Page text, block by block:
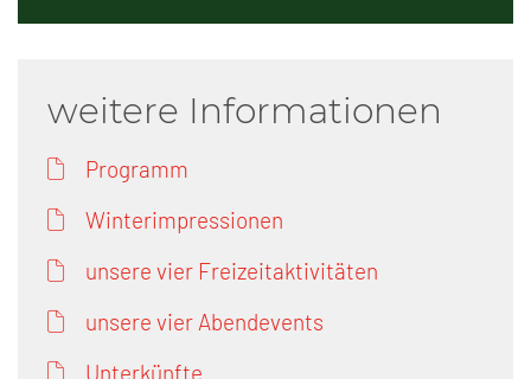
weitere Informationen
Programm
Winterimpressionen
unsere vier Freizeitaktivitäten
unsere vier Abendevents
Unterkünfte